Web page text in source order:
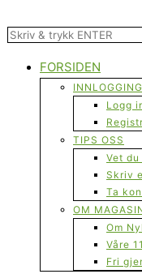
FORSIDEN
INNLOGGING
Logg
TIPS OSS
Vet du
Skriv
Ta
OM
Om
Våre
Fri